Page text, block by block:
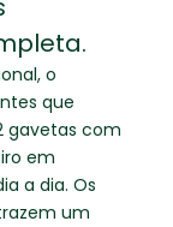
o
que
gavetas com
em
a dia. Os
um